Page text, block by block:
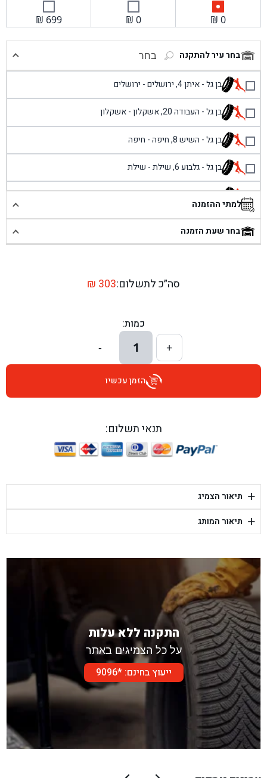
₪ 0
₪ 0
₪ 699
בחר עיר להתקנה בחר
בן גל - איתן 4, ירושלים - ירושלים
בן גל - העבודה 20, אשקלון - אשקלון
בן גל - השיש 8, חיפה - חיפה
בן גל - גלבוע 6, שילת - שילת
בן גל - פוריידיס, כניסה צפונית מול כביש 4 - פרדיס
בן גל - שכונת אזור תעשייה זעירה, עיילבון - עיילבון
בן גל - דרך השבעה 20, אזור - אזור
בן גל - הרצל 6, גדרה - גדרה
בן גל - שדרות דוד בן גוריון 8, באר שבע - באר שבע
בן גל - היובלים 26, הוד השרון - הוד השרון
בן גל - יפת 88, תל אביב יפו - תל אביב
בן גל - דור אלון הר טוב - בית שמש
למתי ההזמנה
בחר שעת הזמנה
סה״כ לתשלום: ₪ 303
כמות:
+
1
-
הזמן עכשיו
תנאי תשלום:
+ תיאור הצמיג
+ תיאור המותג
התקנה ללא עלות
על כל הצמיגים באתר
ייעוץ בחינם: *9096